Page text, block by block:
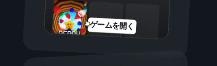
ゲームを開く